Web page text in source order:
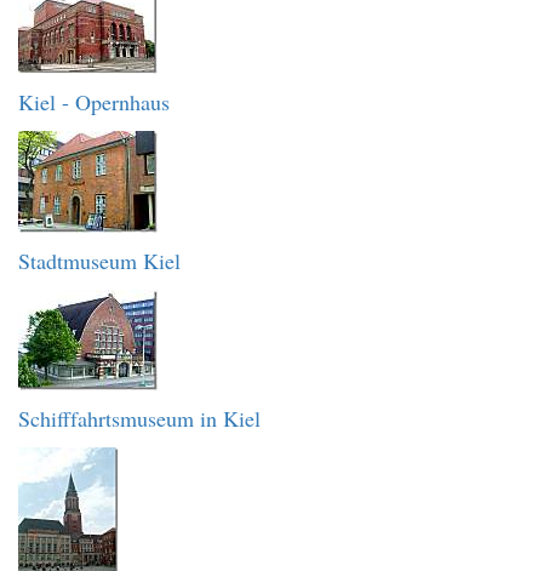
Kiel - Opernhaus
Stadtmuseum Kiel
Schifffahrtsmuseum in Kiel